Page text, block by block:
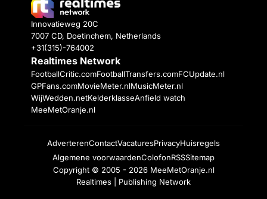
Innovatieweg 20C
7007 CD, Doetinchem, Netherlands
+31(315)-764002
Realtimes Network
FootballCritic.comFootballTransfers.comFCUpdate.nl
GPFans.comMovieMeter.nlMusicMeter.nl
WijWedden.netKelderklasseAnfield watch
MeeMetOranje.nl
AdverterenContactVacaturesPrivacyHuisregels
Algemene voorwaardenColofonRSSSitemap
Copyright © 2005 - 2026 MeeMetOranje.nl
Realtimes | Publishing Network